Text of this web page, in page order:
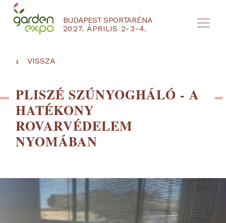
BUDAPEST SPORTARÉNA
2027. ÁPRILIS 2-3-4.
NYEREMÉNYJÁTÉK / REGISZTRÁCIÓ
‹ VISSZA
PLISZÉ SZÚNYOGHÁLÓ - A
HATÉKONY
ROVARVÉDELEM
NYOMÁBAN